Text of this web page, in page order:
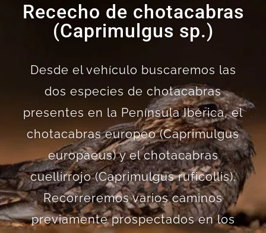
Rececho de chotacabras
(Caprimulgus sp.)
Desde el vehículo buscaremos las
dos especies de chotacabras
presentes en la Península Ibérica, el
chotacabras europeo (Caprimulgus
europaeus) y el chotacabras
cuellirrojo (Caprimulgus ruficollis).
Recorreremos varios caminos
previamente prospectados en los